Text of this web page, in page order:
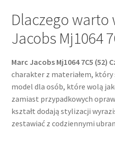
Dlaczego warto
Jacobs Mj1064
Marc Jacobs Mj1064 7C5 (52)
charakter z materiałem,
model dla osób, które wolą
zamiast przypadkowych
kształt dodają stylizacji
zestawiać z codziennymi